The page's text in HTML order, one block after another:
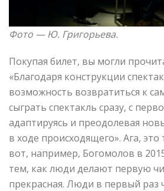
Фото — Ю. Григорьева.
Покупая билет, вы могли
«Благодаря конструкции
возможность возвратиться к
сыграть спектакль сразу, с
адаптируясь и преодолевая
в ходе происходящего». Ага, это
вот, например, Богомолов в
тем, как люди делают первую
прекрасная. Люди в первый раз